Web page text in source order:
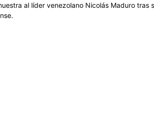
al líder venezolano Nicolás Maduro tras